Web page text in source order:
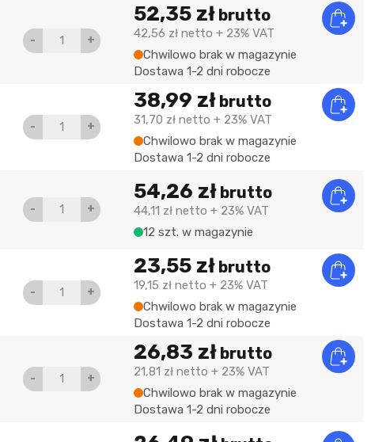
- +
52,35 zł brutto
42,56 zł netto + 23% VAT
Chwilowo brak w magazynie
Dostawa 1-2 dni robocze
- +
38,99 zł brutto
31,70 zł netto + 23% VAT
Chwilowo brak w magazynie
Dostawa 1-2 dni robocze
- +
54,26 zł brutto
44,11 zł netto + 23% VAT
12 szt. w magazynie
- +
23,55 zł brutto
19,15 zł netto + 23% VAT
Chwilowo brak w magazynie
Dostawa 1-2 dni robocze
- +
26,83 zł brutto
21,81 zł netto + 23% VAT
Chwilowo brak w magazynie
Dostawa 1-2 dni robocze